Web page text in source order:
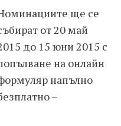
ще се
от 20 май
до 15 юни 2015 с
на онлайн
напълно
–